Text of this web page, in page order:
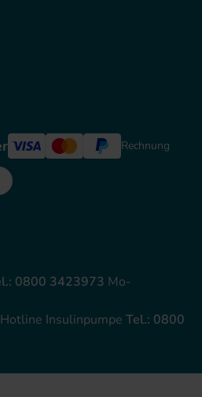
Rechnung
0800 3423973 Mo-
Insulinpumpe Tel.: 0800